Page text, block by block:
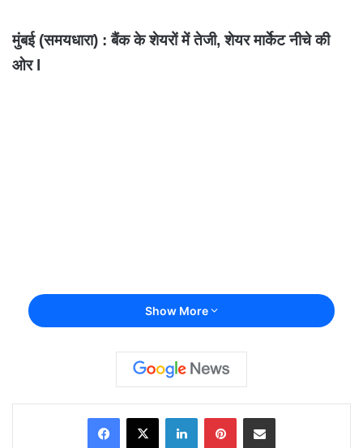
मुंबई (समयधारा) : बैंक के शेयरों में तेजी, शेयर मार्केट नीचे की
ओर l
Show More